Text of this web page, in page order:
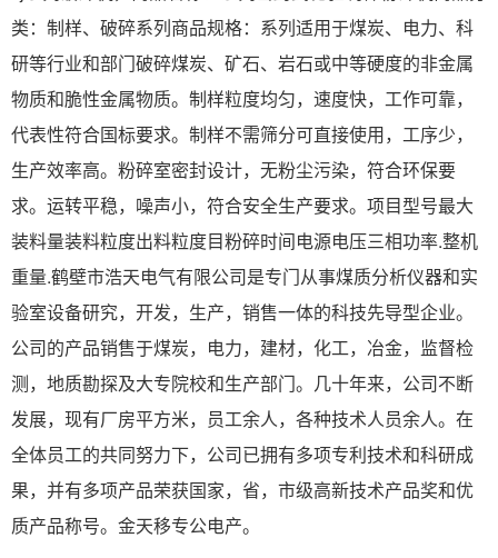
类：制样、破碎系列商品规格：系列适用于煤炭、电力、科
研等行业和部门破碎煤炭、矿石、岩石或中等硬度的非金属
物质和脆性金属物质。制样粒度均匀，速度快，工作可靠，
代表性符合国标要求。制样不需筛分可直接使用，工序少，
生产效率高。粉碎室密封设计，无粉尘污染，符合环保要
求。运转平稳，噪声小，符合安全生产要求。项目型号最大
装料量装料粒度出料粒度目粉碎时间电源电压三相功率.整机
重量.鹤壁市浩天电气有限公司是专门从事煤质分析仪器和实
验室设备研究，开发，生产，销售一体的科技先导型企业。
公司的产品销售于煤炭，电力，建材，化工，冶金，监督检
测，地质勘探及大专院校和生产部门。几十年来，公司不断
发展，现有厂房平方米，员工余人，各种技术人员余人。在
全体员工的共同努力下，公司已拥有多项专利技术和科研成
果，并有多项产品荣获国家，省，市级高新技术产品奖和优
质产品称号。金天移专公电产。